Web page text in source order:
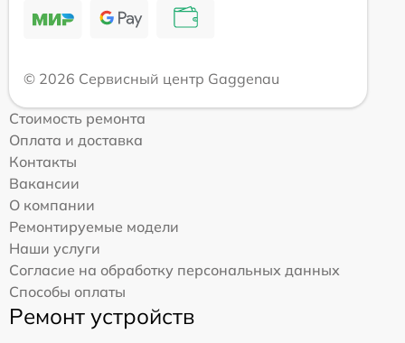
© 2026 Сервисный центр Gaggenau
Стоимость ремонта
Оплата и доставка
Контакты
Вакансии
О компании
Ремонтируемые модели
Наши услуги
Согласие на обработку персональных данных
Способы оплаты
Ремонт устройств